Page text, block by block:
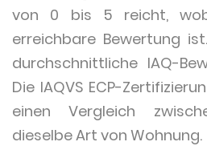
von 0 bis 5 reicht,
erreichbare Bewertung
durchschnittliche IAQ-
Die IAQVS ECP-
einen Vergleich
dieselbe Art von Wohnung.